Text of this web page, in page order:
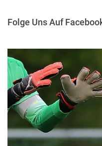
Folge Uns Auf